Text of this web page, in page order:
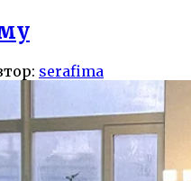
serafima